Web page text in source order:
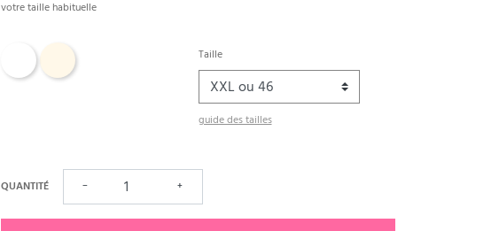
votre taille habituelle
Taille
guide des tailles
QUANTITÉ − +